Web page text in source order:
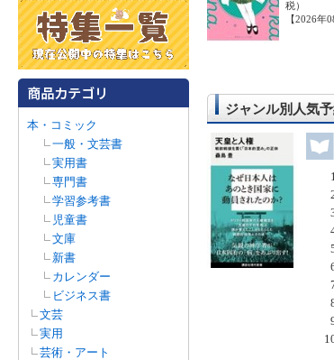
本・コミック
一般・文芸書
実用書
専門書
学習参考書
児童書
文庫
新書
カレンダー
ビジネス書
文芸
実用
芸術・アート
税）
【2026年
ジャンル別人気